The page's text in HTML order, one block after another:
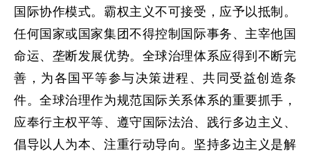
国际协作模式。霸权主义不可接受，应予以抵制。
任何国家或国家集团不得控制国际事务、主宰他国
命运、垄断发展优势。全球治理体系应得到不断完
善，为各国平等参与决策进程、共同受益创造条
件。全球治理作为规范国际关系体系的重要抓手，
应奉行主权平等、遵守国际法治、践行多边主义、
倡导以人为本、注重行动导向。坚持多边主义是解